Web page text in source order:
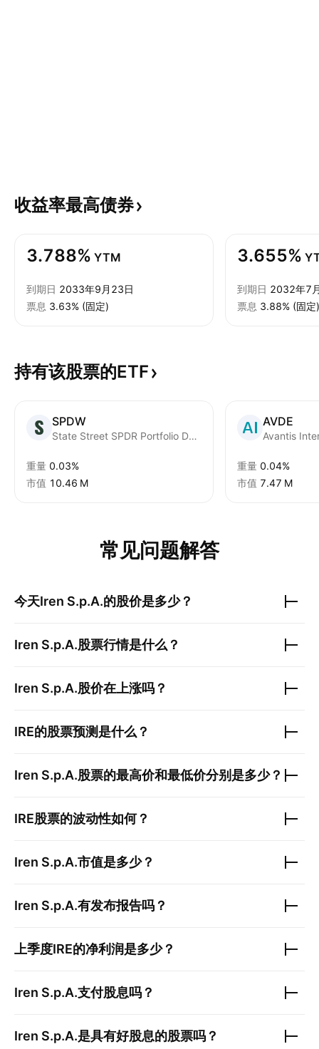
收益率最高债券
3.788% YTM
到期日 2033年9月23日
票息 3.63% (固定)
3.655%
到期日 2032年7
票息 3.88% (固定)
持有该股票的ETF
SPDW
State Street SPDR Portfolio Developed World ex-US ETF
重量 0.03%
市值 ‪10.46 M‬
AVDE
Avantis
重量 0.04%
市值 ‪7.47 M‬
常见问题解答
今天Iren S.p.A.的股价是多少？
Iren S.p.A.股票行情是什么？
Iren S.p.A.股价在上涨吗？
IRE的股票预测是什么？
Iren S.p.A.股票的最高价和最低价分别是多少？
IRE股票的波动性如何？
Iren S.p.A.市值是多少？
Iren S.p.A.有发布报告吗？
上季度IRE的净利润是多少？
Iren S.p.A.支付股息吗？
Iren S.p.A.是具有好股息的股票吗？